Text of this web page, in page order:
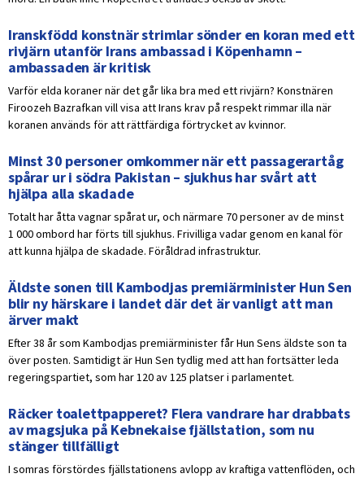
Iranskfödd konstnär strimlar sönder en koran med ett
rivjärn utanför Irans ambassad i Köpenhamn –
ambassaden är kritisk
Varför elda koraner när det går lika bra med ett rivjärn? Konstnären
Firoozeh Bazrafkan vill visa att Irans krav på respekt rimmar illa när
koranen används för att rättfärdiga förtrycket av kvinnor.
Minst 30 personer omkommer när ett passagerartåg
spårar ur i södra Pakistan – sjukhus har svårt att
hjälpa alla skadade
Totalt har åtta vagnar spårat ur, och närmare 70 personer av de minst
1 000 ombord har förts till sjukhus. Frivilliga vadar genom en kanal för
att kunna hjälpa de skadade. Föråldrad infrastruktur.
Äldste sonen till Kambodjas premiärminister Hun Sen
blir ny härskare i landet där det är vanligt att man
ärver makt
Efter 38 år som Kambodjas premiärminister får Hun Sens äldste son ta
över posten. Samtidigt är Hun Sen tydlig med att han fortsätter leda
regeringspartiet, som har 120 av 125 platser i parlamentet.
Räcker toalettpapperet? Flera vandrare har drabbats
av magsjuka på Kebnekaise fjällstation, som nu
stänger tillfälligt
I somras förstördes fjällstationens avlopp av kraftiga vattenflöden, och